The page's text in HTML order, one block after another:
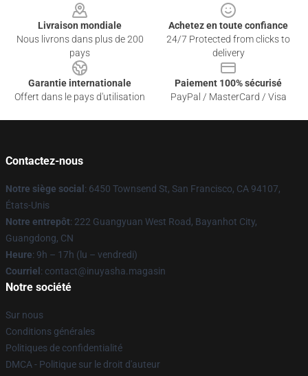
Livraison mondiale
Nous livrons dans plus de 200
pays
Achetez en toute confiance
24/7 Protected from clicks to
delivery
Garantie internationale
Offert dans le pays d'utilisation
Paiement 100% sécurisé
PayPal / MasterCard / Visa
Contactez-nous
Notre siège social : 6450 Townsend St, San Francisco, CA 94107,
États-Unis
Notre entrepôt: 222 Guangyuan West Road, Bayanhot City,
Guangdong, CN
Heure: 9h – 17h (lu – vendredi)
Courriel : contact@inuyasha.magasin
Notre société
Sur nous
Conditions générales
Politiques de confidentialité
DMCA - Politique sur le droit d'auteur